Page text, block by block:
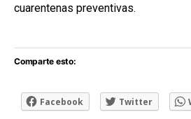
cuarentenas preventivas.
Comparte esto:
Facebook Twitter